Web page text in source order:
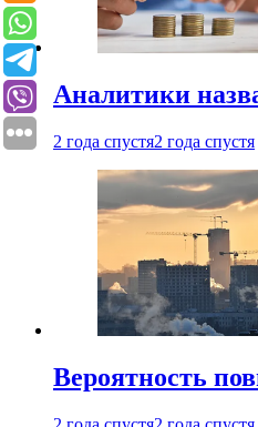
Аналитики
2 года спустя2 года спустя
Вероятность